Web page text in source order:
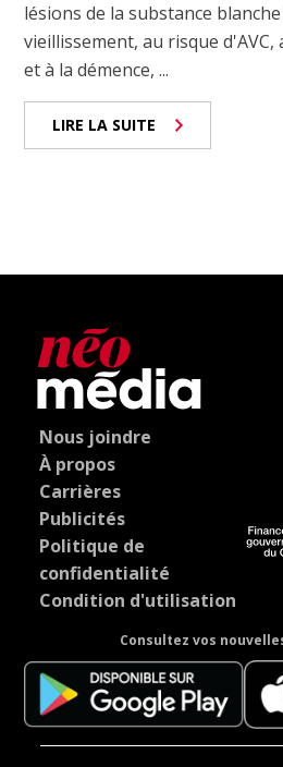
lésions de la substance
vieillissement, au risque
et à la démence, ...
LIRE LA SUITE
Nous joindre
À propos
Carrières
Publicités
Politique de
confidentialité
Condition d'utilisation
Consultez vos